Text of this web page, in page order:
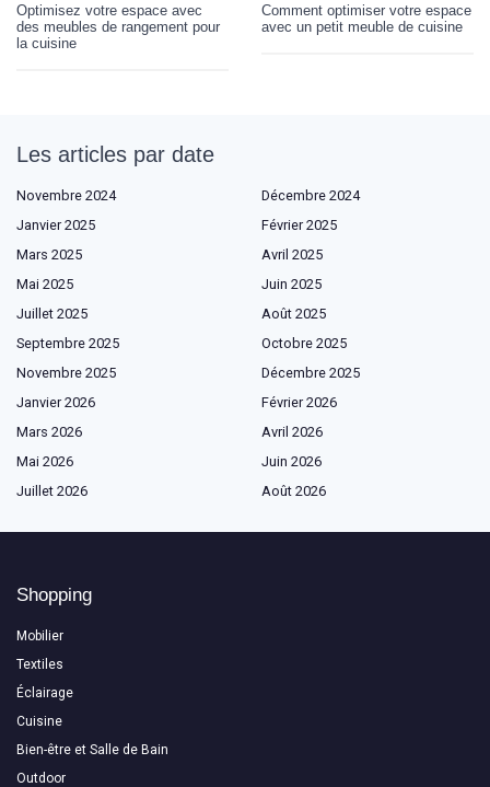
Optimisez votre espace avec
des meubles de rangement pour
la cuisine
Comment optimiser votre espace
avec un petit meuble de cuisine
Les articles par date
Novembre 2024
Décembre 2024
Janvier 2025
Février 2025
Mars 2025
Avril 2025
Mai 2025
Juin 2025
Juillet 2025
Août 2025
Septembre 2025
Octobre 2025
Novembre 2025
Décembre 2025
Janvier 2026
Février 2026
Mars 2026
Avril 2026
Mai 2026
Juin 2026
Juillet 2026
Août 2026
Shopping
Mobilier
Textiles
Éclairage
Cuisine
Bien-être et Salle de Bain
Outdoor